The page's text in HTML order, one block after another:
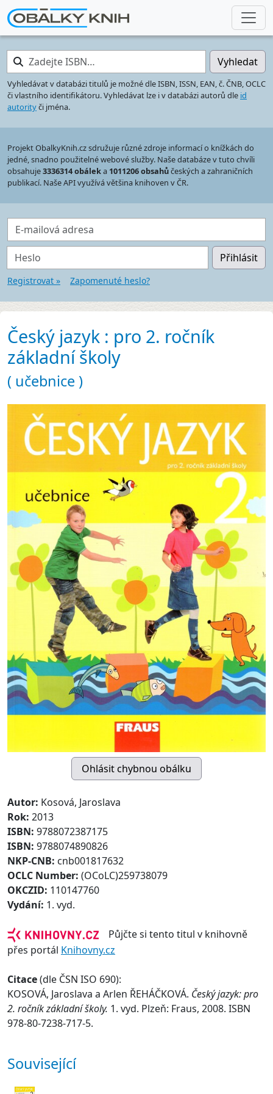
Zadejte ISBN… Vyhledat
Vyhledávat v databázi titulů je možné dle ISBN, ISSN, EAN, č. ČNB, OCLC
či vlastního identifikátoru. Vyhledávat lze i v databázi autorů dle id
autorityči jména.
Projekt ObalkyKnih.cz sdružuje různé zdroje informací o knížkách do
jedné, snadno použitelné webové služby. Naše databáze v tuto chvíli
obsahuje3336314 obáleka 1011206 obsahůčeských a zahraničních
publikací. Naše API využívá většina knihoven v ČR.
E-mailová adresa
Heslo Přihlásit
Registrovat » Zapomenuté heslo?
Český jazyk : pro 2. ročník
základní školy
( učebnice )
Autor: Kosová, Jaroslava
Rok: 2013
ISBN: 9788072387175
ISBN: 9788074890826
NKP-CNB: cnb001817632
OCLC Number: (OCoLC)259738079
OKCZID: 110147760
Vydání: 1. vyd.
Půjčte si tento titul v knihovně
přes portál Knihovny.cz
Citace(dle ČSN ISO 690):
KOSOVÁ, Jaroslava a Arlen ŘEHÁČKOVÁ. Český jazyk: pro
2. ročník základní školy. 1. vyd. Plzeň: Fraus, 2008. ISBN
978-80-7238-717-5.
Související